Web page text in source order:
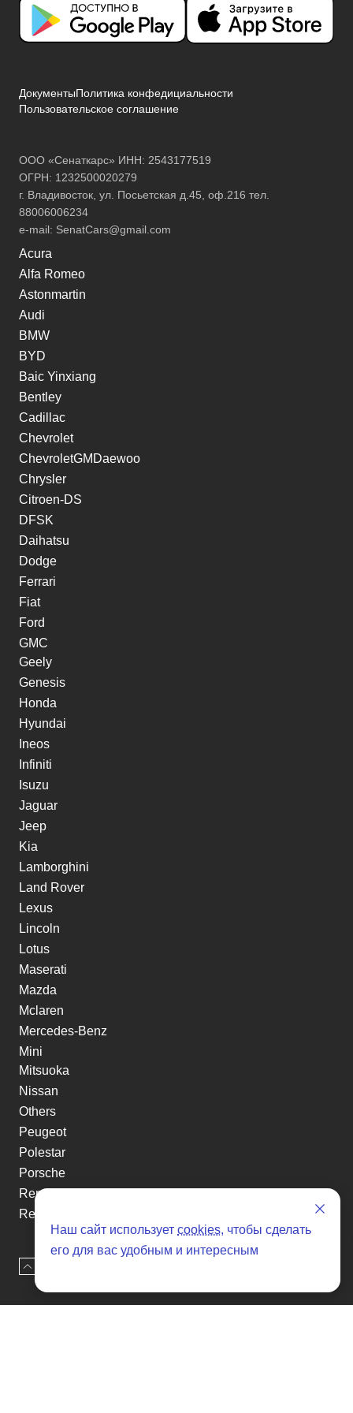
ДокументыПолитика конфедициальности
Пользовательское соглашение
ООО «Сенаткарс» ИНН: 2543177519
ОГРН: 1232500020279
г. Владивосток, ул. Посьетская д.45, оф.216 тел.
88006006234
e-mail: SenatCars@gmail.com
Acura
Alfa Romeo
Astonmartin
Audi
BMW
BYD
Baic Yinxiang
Bentley
Cadillac
Chevrolet
ChevroletGMDaewoo
Chrysler
Citroen-DS
DFSK
Daihatsu
Dodge
Ferrari
Fiat
Ford
GMC
Geely
Genesis
Honda
Hyundai
Ineos
Infiniti
Isuzu
Jaguar
Jeep
Kia
Lamborghini
Land Rover
Lexus
Lincoln
Lotus
Maserati
Mazda
Mclaren
Mercedes-Benz
Mini
Mitsuoka
Nissan
Others
Peugeot
Polestar
Porsche
Renault
Renault-KoreaSamsung
Rolls-Royce
Smart
Ssangyong
Subaru
Наш сайт использует cookies, чтобы сделать
его для вас удобным и интересным